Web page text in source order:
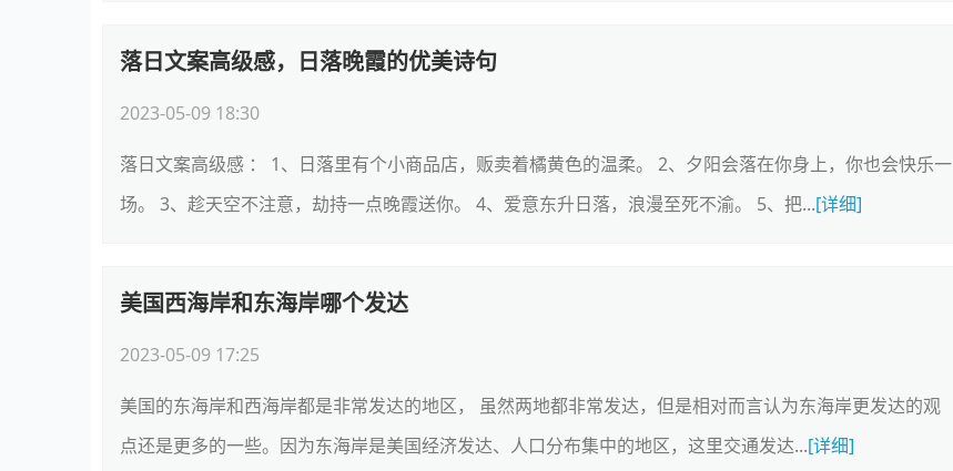
落日文案高级感，日落晚霞的优美诗句
2023-05-09 18:30
落日文案高级感 ： 1、日落里有个小商品店，贩卖着橘黄色的温柔。 2、夕阳会落在你身上，你也会快乐一
场。 3、趁天空不注意，劫持一点晚霞送你。 4、爱意东升日落，浪漫至死不渝。 5、把...[详细]
美国西海岸和东海岸哪个发达
2023-05-09 17:25
美国的东海岸和西海岸都是非常发达的地区， 虽然两地都非常发达，但是相对而言认为东海岸更发达的观
点还是更多的一些。因为东海岸是美国经济发达、人口分布集中的地区，这里交通发达...[详细]